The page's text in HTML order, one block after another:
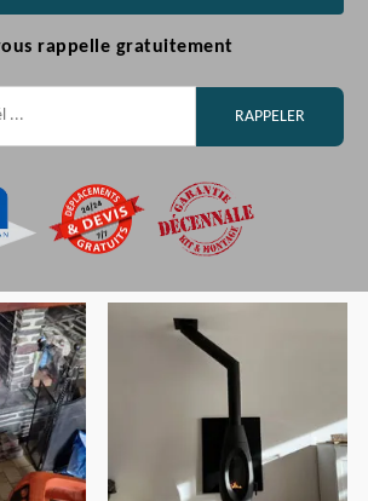
rappelle gratuitement